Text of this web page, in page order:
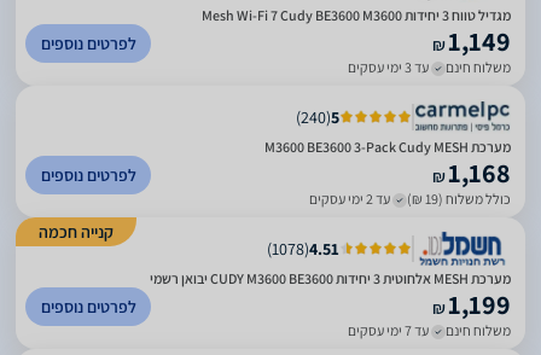
מגדיל טווח 3 יחידות Mesh Wi-Fi 7 Cudy BE3600 M3600
₪1,149
משלוח חינם עד 3 ימי עסקים
לפרטים נוספים
5
(
240
)
מערכת MESH‏ M3600 BE3600 3-Pack Cudy
₪1,168
כולל משלוח (19 ₪) עד 2 ימי עסקים
לפרטים נוספים
קנייה חכמה
4.51
(
1078
)
מערכת MESH אלחוטית 3 יחידות CUDY M3600 BE3600 יבואן רשמי
₪1,199
משלוח חינם עד 7 ימי עסקים
לפרטים נוספים